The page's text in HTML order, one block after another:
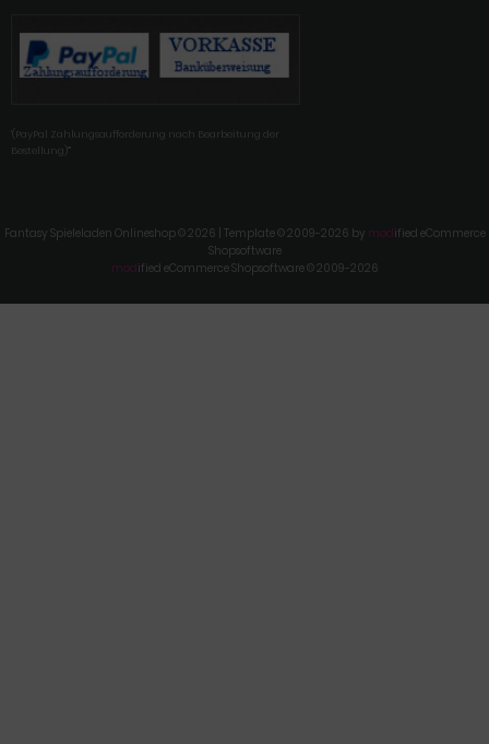
'(PayPal Zahlungsaufforderung nach Bearbeitung der
Bestellung)'"
Fantasy Spieleladen Onlineshop © 2026 | Template © 2009-2026 by modified eCommerce
Shopsoftware
modified eCommerce Shopsoftware © 2009-2026